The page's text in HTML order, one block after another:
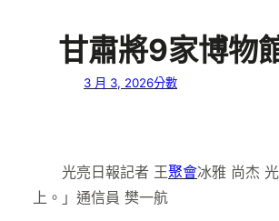
甘肅將9家博物
3 月 3, 2026分數
光亮日報記者 王聚會冰雅 尚杰
上。」通信員 樊一航